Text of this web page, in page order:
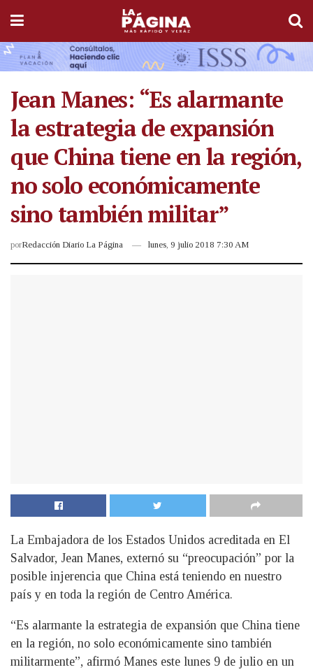
Jean Manes: “Es alarmante
la estrategia de expansión
que China tiene en la región,
no solo económicamente
sino también militar”
porRedacción Diario La Página lunes, 9 julio 2018 7:30 AM
La Embajadora de los Estados Unidos acreditada en El
Salvador, Jean Manes, externó su “preocupación” por la
posible injerencia que China está teniendo en nuestro
país y en toda la región de Centro América.
“Es alarmante la estrategia de expansión que China tiene
en la región, no solo económicamente sino también
militarmente”, afirmó Manes este lunes 9 de julio en un